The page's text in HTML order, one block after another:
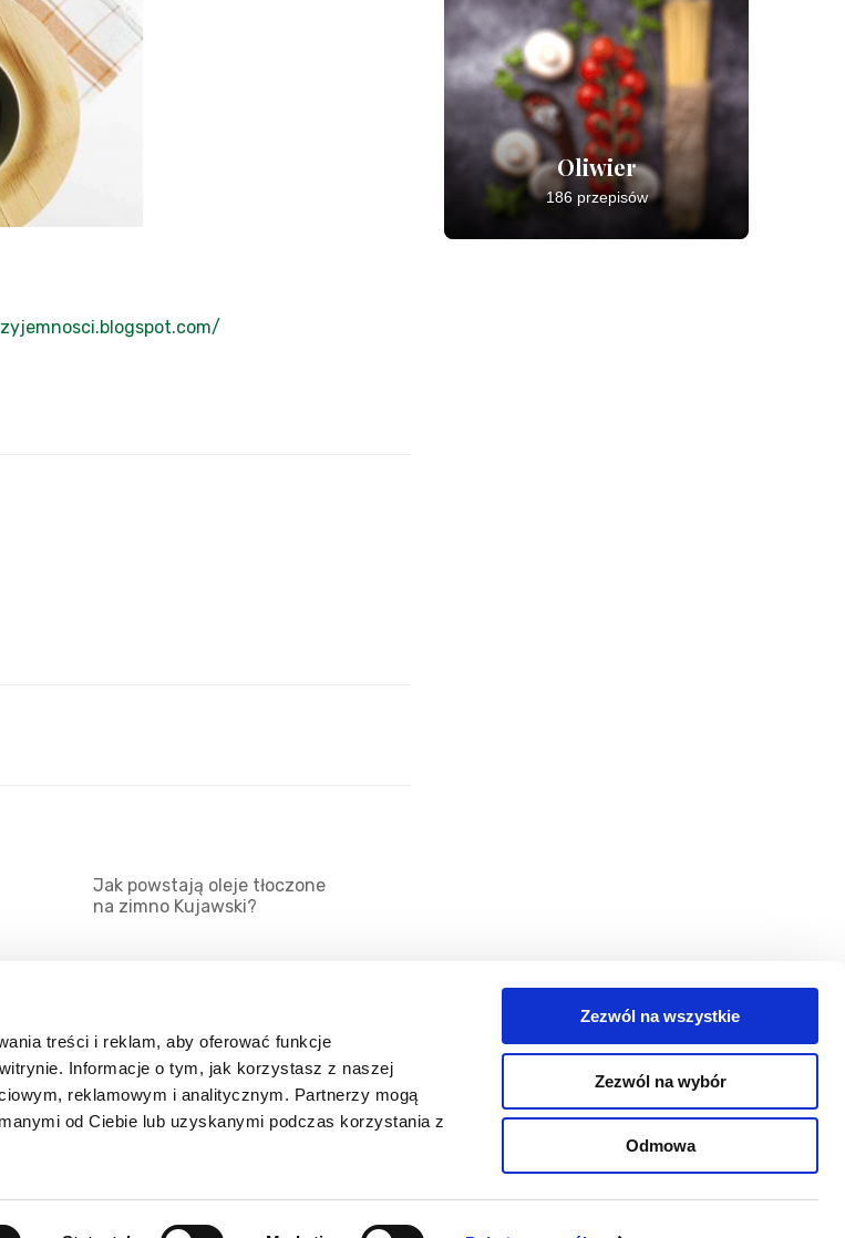
treści i reklam, aby oferować funkcje
Informacje o tym, jak korzystasz z naszej
reklamowym i analitycznym. Partnerzy mogą
od Ciebie lub uzyskanymi podczas korzystania z
Zezwól na wszystkie
Zezwól na wybór
Odmowa
Oliwier
186 przepisów
Jak powstają oleje tłoczone
na zimno Kujawski?
Kategorie
Kontakt
Zaloguj się